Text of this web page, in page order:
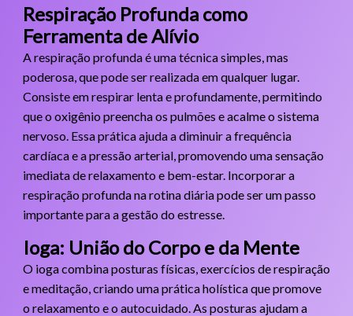
Respiração Profunda como
Ferramenta de Alívio
A respiração profunda é uma técnica simples, mas
poderosa, que pode ser realizada em qualquer lugar.
Consiste em respirar lenta e profundamente, permitindo
que o oxigênio preencha os pulmões e acalme o sistema
nervoso. Essa prática ajuda a diminuir a frequência
cardíaca e a pressão arterial, promovendo uma sensação
imediata de relaxamento e bem-estar. Incorporar a
respiração profunda na rotina diária pode ser um passo
importante para a gestão do estresse.
Ioga: União do Corpo e da Mente
O ioga combina posturas físicas, exercícios de respiração
e meditação, criando uma prática holística que promove
o relaxamento e o autocuidado. As posturas ajudam a